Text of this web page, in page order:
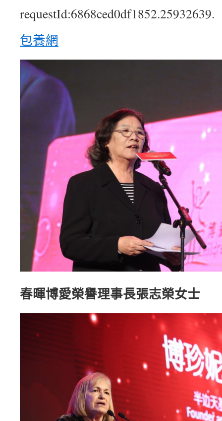
requestId:6868ced0df1852.25932639.
包養網
春暉博愛榮譽理事長張志榮女士